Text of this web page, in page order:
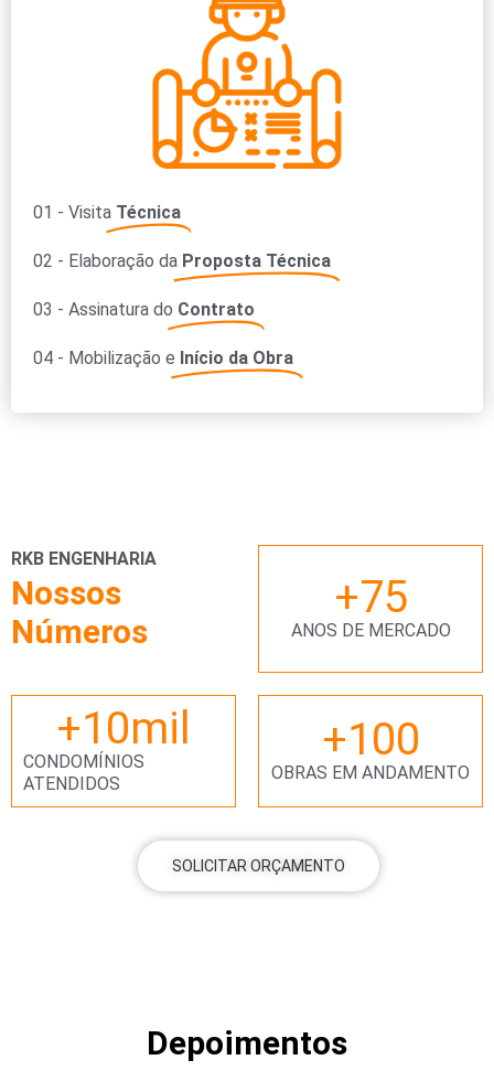
01 - Visita Técnica
02 - Elaboração da Proposta Técnica
03 - Assinatura do Contrato
04 - Mobilização e Início da Obra
RKB ENGENHARIA
Nossos
Números
ANOS DE MERCADO
+75
CONDOMÍNIOS
ATENDIDOS
+10mil
OBRAS EM ANDAMENTO
+100
SOLICITAR ORÇAMENTO
Depoimentos